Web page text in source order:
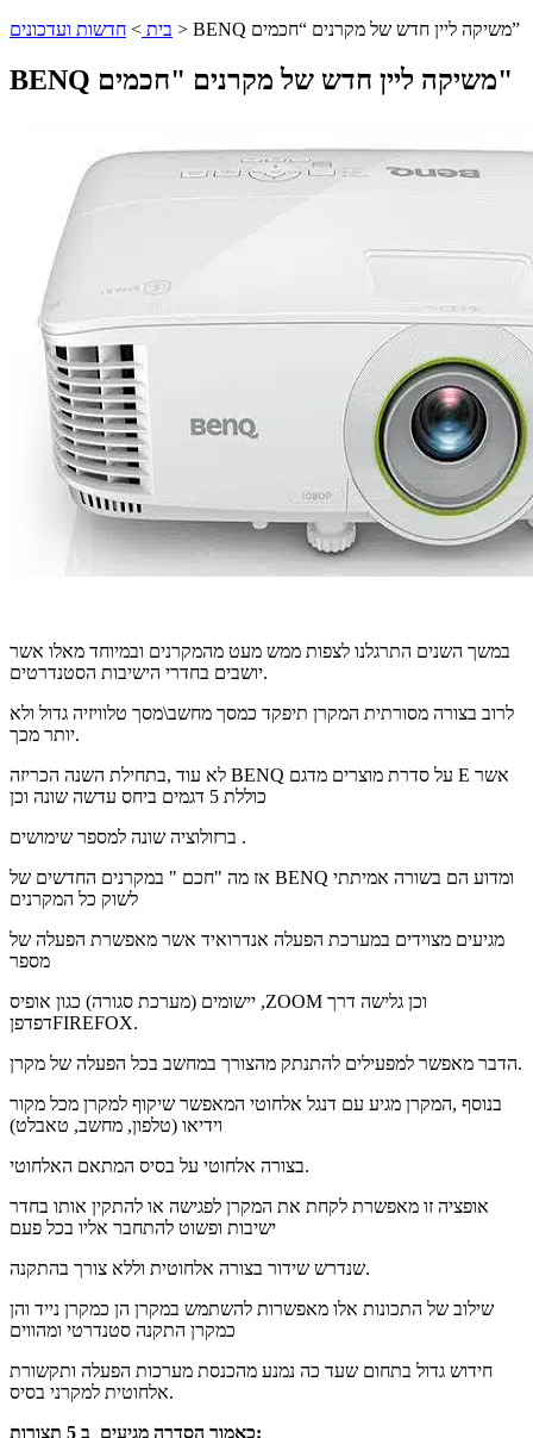
בית > חדשות ועדכונים > BENQ משיקה ליין חדש של מקרנים “חכמים”
BENQ משיקה ליין חדש של מקרנים "חכמים"
במשך השנים התרגלנו לצפות ממש מעט מהמקרנים ובמיוחד מאלו אשר
יושבים בחדרי הישיבות הסטנדרטים.
לרוב בצורה מסורתית המקרן תיפקד כמסך מחשב\מסך טלוויזיה גדול ולא
יותר מכך.
לא עוד ,בתחילת השנה הכריזה BENQ על סדרת מוצרים מדגם E אשר
כוללת 5 דגמים ביחס עדשה שונה וכן
ברזולוציה שונה למספר שימושים .
אז מה "חכם " במקרנים החדשים של BENQ ומדוע הם בשורה אמיתתי
לשוק כל המקרנים
מגיעים מצוידים במערכת הפעלה אנדרואיד אשר מאפשרת הפעלה של
מספר
יישומים (מערכת סגורה) כגון אופיס ,ZOOM וכן גלישה דרך
דפדפןFIREFOX.
הדבר מאפשר למפעילים להתנתק מהצורך במחשב בכל הפעלה של מקרן.
בנוסף ,המקרן מגיע עם דנגל אלחוטי המאפשר שיקוף למקרן מכל מקור
וידיאו (טלפון, מחשב, טאבלט)
בצורה אלחוטי על בסיס המתאם האלחוטי.
אופציה זו מאפשרת לקחת את המקרן לפגישה או להתקין אותו בחדר
ישיבות ופשוט להתחבר אליו בכל פעם
שנדרש שידור בצורה אלחוטית וללא צורך בהתקנה.
שילוב של התכונות אלו מאפשרות להשתמש במקרן הן כמקרן נייד והן
כמקרן התקנה סטנדרטי ומהווים
חידוש גדול בתחום שעד כה נמנע מהכנסת מערכות הפעלה ותקשורת
אלחוטית למקרני בסיס.
כאמור הסדרה מגיעים ב 5 תצורות: